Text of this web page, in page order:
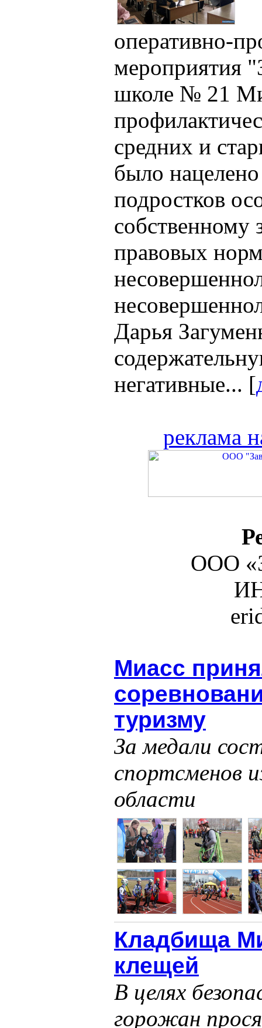
мероприятия
школе № 21
средних и
было
подростков
правовых
Дарья
негативные... [
реклама
ООО
Миасс
туризму
За медали
спортсменов
области
Кладбища
клещей
В целях
горожан